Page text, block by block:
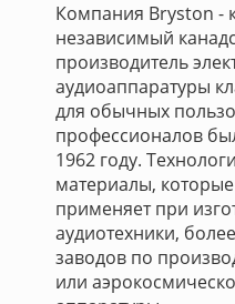
Компания Bryston -
независимый
производитель
аудиоаппаратуры
для обычных
профессионалов
1962 году.
материалы,
применяет при
аудиотехники,
заводов по
или